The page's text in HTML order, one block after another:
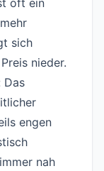
oft ein
sich
nieder.
Das
engen
nah